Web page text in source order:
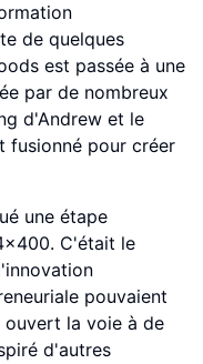
de quelques
est passée à une
par de nombreux
d'Andrew et le
fusionné pour créer
une étape
C'était le
pouvaient
la voie à de
d'autres